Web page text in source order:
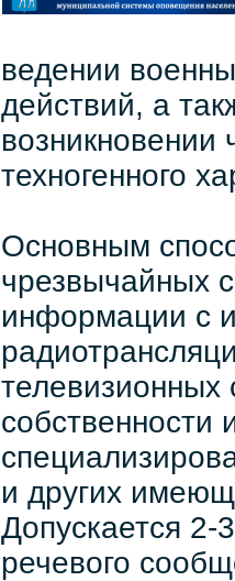
ведении
действий, а
возникновении
техногенного
Основным
чрезвычайных
информации с
собственности
и других
Допускается 2-
речевого